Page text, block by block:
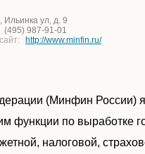
Ильинка ул, д. 9
(495) 987-91-01
http://www.minfin.ru/
(Минфин России)
функции по выработке
налоговой,